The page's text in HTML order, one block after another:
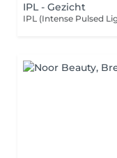
IPL - Gezicht